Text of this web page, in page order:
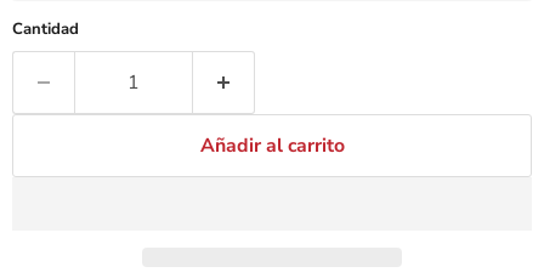
Cantidad
Añadir al carrito